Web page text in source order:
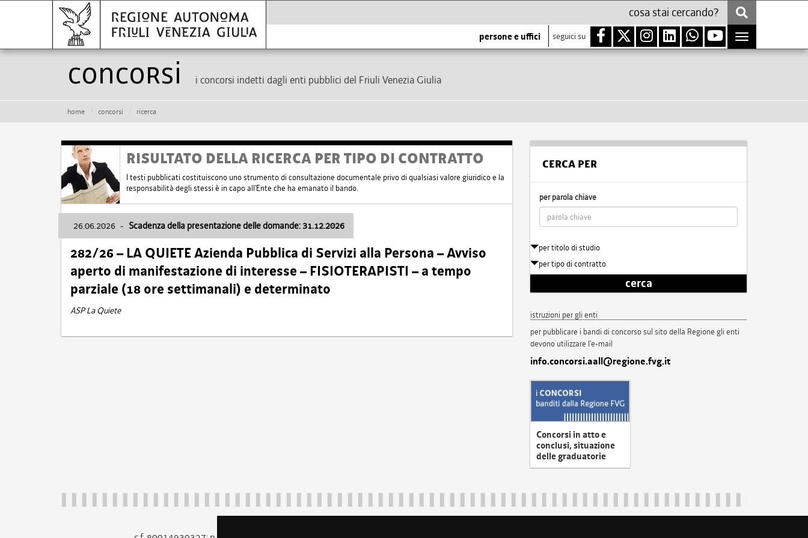
persone e uffici seguici su
Toggle
navigation
Concorsi i concorsi indetti dagli enti pubblici del Friuli Venezia Giulia
home concorsi ricerca
RISULTATO DELLA RICERCA PER TIPO DI CONTRATTO
I testi pubblicati costituiscono uno strumento di consultazione documentale privo di qualsiasi valore giuridico e la
responsabilità degli stessi è in capo all'Ente che ha emanato il bando.
26.06.2026 - Scadenza della presentazione delle domande: 31.12.2026
282/26 – LA QUIETE Azienda Pubblica di Servizi alla Persona – Avviso
aperto di manifestazione di interesse – FISIOTERAPISTI – a tempo
parziale (18 ore settimanali) e determinato
ASP La Quiete
CERCA PER
per parola chiave
per titolo di studio
per tipo di contratto
cerca
istruzioni per gli enti
per pubblicare i bandi di concorso sul sito della Regione gli enti
devono utilizzare l'e-mail
info.concorsi.aall@regione.fvg.it
Concorsi in atto e
conclusi, situazione
delle graduatorie